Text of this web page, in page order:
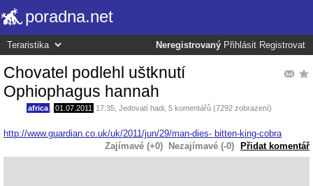
poradna.net
Neregistrovaný Přihlásit Registrovat
Chovatel podlehl uštknutí
Ophiophagus hannah
africa 01.07.2011 17:35 Jedovatí hadi , 5 komentářů (7292 zobrazení)
http://www.guardian.co.uk/uk/2011/jun/29/man-dies- bitten-king-cobra
Zajímavé (+0)
Nezajímavé (-0) Přidat komentář